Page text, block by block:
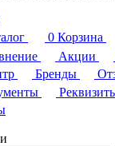
0 Корзина
Акции
Бренды